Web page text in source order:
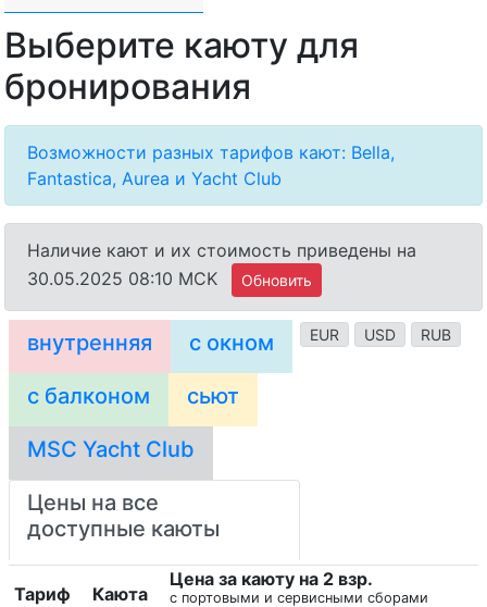
Выберите каюту для
бронирования
Возможности разных тарифов кают: Bella,
Fantastica, Aurea и Yacht Club
Наличие кают и их стоимость приведены на
30.05.2025 08:10 MCK
Обновить
EUR USD RUB
внутренняя с окном
с балконом сьют
MSC Yacht Club
Цены на все
доступные каюты
Тариф Каюта
Цена за каюту на 2 взр.
с портовыми и сервисными сборами